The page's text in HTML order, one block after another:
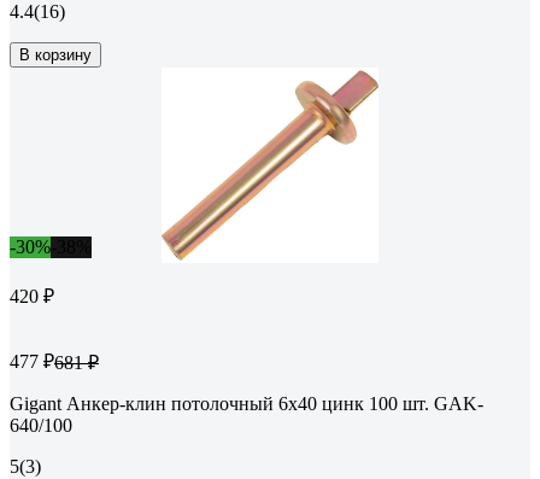
4.4(16)
В корзину
-30%
420 ₽
477 ₽681 ₽
Gigant Анкер-клин потолочный 6x40 цинк 100 шт. GAK-
640/100
5(3)